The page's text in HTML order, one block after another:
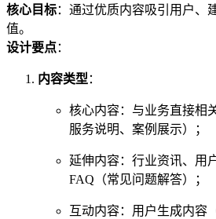
核心目标：通过优质内容吸引用户、
值。
设计要点：
内容类型 ：
核心内容：与业务直接相
服务说明、案例展示）；
延伸内容：行业资讯、用
FAQ（常见问题解答）；
互动内容：用户生成内容